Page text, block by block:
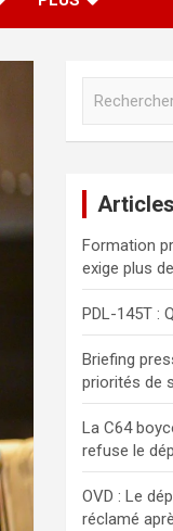
c
h
e
r
Formation
exige plus
PDL-145T :
Briefing
priorités de
La C64
refuse le
OVD : Le
réclamé